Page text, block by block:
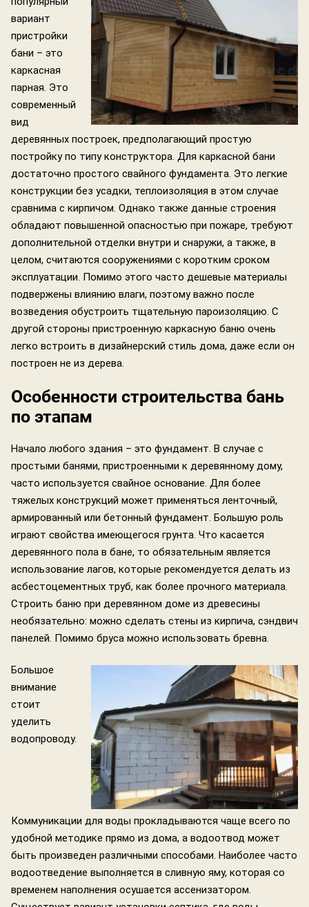
вариант
пристройки
бани – это
каркасная
парная. Это
современный
вид
деревянных построек, предполагающий простую
постройку по типу конструктора. Для каркасной бани
достаточно простого свайного фундамента. Это легкие
конструкции без усадки, теплоизоляция в этом случае
сравнима с кирпичом. Однако также данные строения
обладают повышенной опасностью при пожаре, требуют
дополнительной отделки внутри и снаружи, а также, в
целом, считаются сооружениями с коротким сроком
эксплуатации. Помимо этого часто дешевые материалы
подвержены влиянию влаги, поэтому важно после
возведения обустроить тщательную пароизоляцию. С
другой стороны пристроенную каркасную баню очень
легко встроить в дизайнерский стиль дома, даже если он
построен не из дерева.
Особенности строительства бань
по этапам
Начало любого здания – это фундамент. В случае с
простыми банями, пристроенными к деревянному дому,
часто используется свайное основание. Для более
тяжелых конструкций может применяться ленточный,
армированный или бетонный фундамент. Большую роль
играют свойства имеющегося грунта. Что касается
деревянного пола в бане, то обязательным является
использование лагов, которые рекомендуется делать из
асбестоцементных труб, как более прочного материала.
Строить баню при деревянном доме из древесины
необязательно: можно сделать стены из кирпича, сэндвич
панелей. Помимо бруса можно использовать бревна.
Большое
внимание
стоит
уделить
водопроводу.
Коммуникации для воды прокладываются чаще всего по
удобной методике прямо из дома, а водоотвод может
быть произведен различными способами. Наиболее часто
водоотведение выполняется в сливную яму, которая со
временем наполнения осушается ассенизатором.